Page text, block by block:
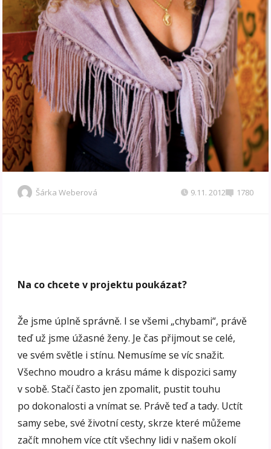
Šárka Weberová 9.11. 2012 1780
Na co chcete v projektu poukázat?
Že jsme úplně správně. I se všemi „chybami“, právě
teď už jsme úžasné ženy. Je čas přijmout se celé,
ve svém světle i stínu. Nemusíme se víc snažit.
Všechno moudro a krásu máme k dispozici samy
v sobě. Stačí často jen zpomalit, pustit touhu
po dokonalosti a vnímat se. Právě teď a tady. Uctít
samy sebe, své životní cesty, skrze které můžeme
začít mnohem více ctít všechny lidi v našem okolí